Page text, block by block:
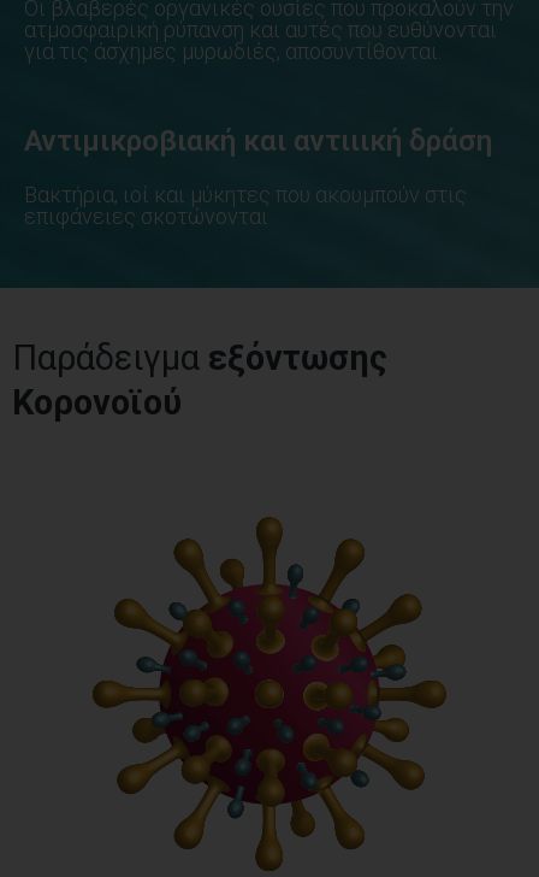
Οι βλαβερές οργανικές ουσίες που προκαλούν την
ατμοσφαιρική ρύπανση και αυτές που ευθύνονται
για τις άσχημες μυρωδιές, αποσυντίθονται.
Αντιμικροβιακή και αντιιική δράση
Βακτήρια, ιοί και μύκητες που ακουμπούν στις
επιφάνειες σκοτώνονται
Παράδειγμα εξόντωσης
Κορoνοϊού